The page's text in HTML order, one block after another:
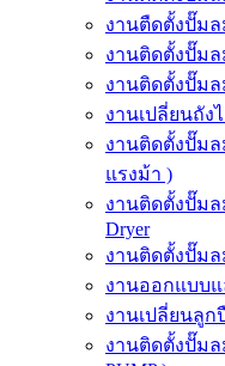
งานตืดตั้งปั๊มล
งานติดตั้งปั๊มล
งานติดตั้งปั๊มล
งานเปลี่ยนถัง
งานติดตั้งปั๊มล
แรงม้า )
งานติดตั้งปั๊มล
Dryer
งานติดตั้งปั๊มล
งานออกแบบ
งานเปลี่ยนลูก
งานติดตั้งปั๊มล